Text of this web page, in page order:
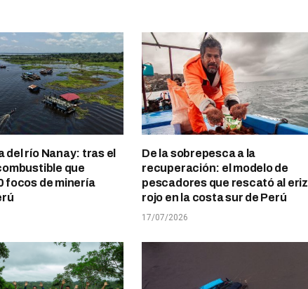
del río Nanay: tras el
que
focos de minería
De la sobrepesca a la
recuperación: el modelo de
pescadores que rescató al
rojo en la costa sur de Perú
17/07/2026